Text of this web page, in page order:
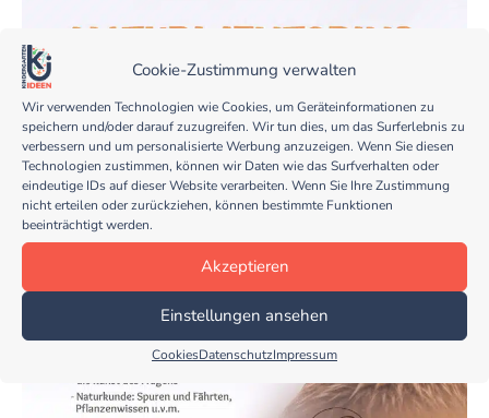
Cookie-Zustimmung verwalten
Wir verwenden Technologien wie Cookies, um Geräteinformationen zu
speichern und/oder darauf zuzugreifen. Wir tun dies, um das Surferlebnis zu
verbessern und um personalisierte Werbung anzuzeigen. Wenn Sie diesen
Technologien zustimmen, können wir Daten wie das Surfverhalten oder
eindeutige IDs auf dieser Website verarbeiten. Wenn Sie Ihre Zustimmung
nicht erteilen oder zurückziehen, können bestimmte Funktionen
beeinträchtigt werden.
Akzeptieren
Einstellungen ansehen
CookiesDatenschutzImpressum